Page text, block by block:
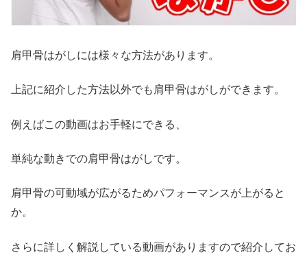
肩甲骨はがしには様々な方法があります。
上記に紹介した方法以外でも肩甲骨はがしができます。
例えばこの動画はお手軽にできる、
単純な動きでの肩甲骨はがしです。
肩甲骨の可動域が広がるためパフォーマンスが上がると
か。
さらに詳しく解説している動画がありますので紹介してお